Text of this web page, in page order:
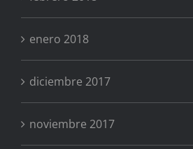
enero 2018
diciembre 2017
noviembre 2017